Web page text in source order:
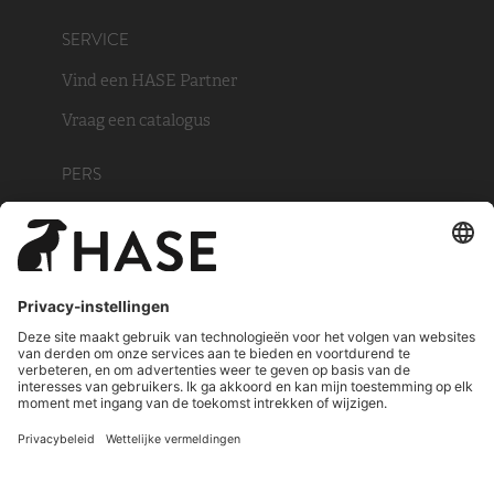
SERVICE
Vind een HASE Partner
Vraag een catalogus
PERS